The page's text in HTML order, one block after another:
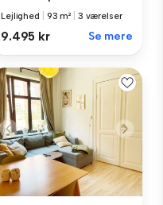
Lejlighed 93 m² 3 værelser
9.495 kr Se mere